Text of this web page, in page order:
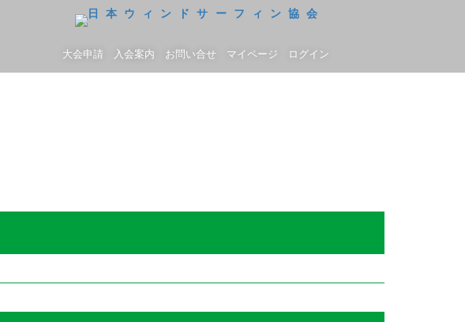
大会申請 入会案内 お問い合せ マイページ ログイン